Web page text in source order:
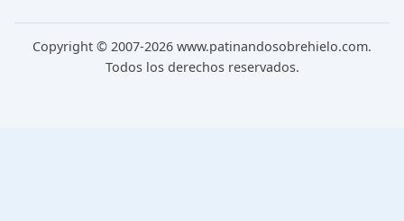
Copyright © 2007-2026 www.patinandosobrehielo.com.
Todos los derechos reservados.